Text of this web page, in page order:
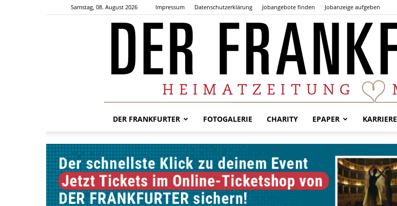
Samstag, 08. August 2026 Impressum Datenschutzerklärung Jobangebote finden Jobanzeige aufgeben
DER FRANKFURTER FOTOGALERIE CHARITY EPAPER KARRIERE